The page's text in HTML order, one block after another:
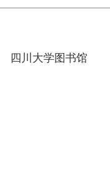
四川大学图书馆